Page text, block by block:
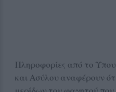
Πληροφορίες από το
και Ασύλου αναφέρουν